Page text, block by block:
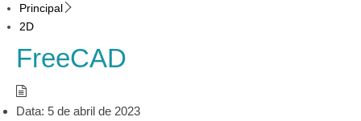
Principal
2D
FreeCAD
Data: 5 de abril de 2023